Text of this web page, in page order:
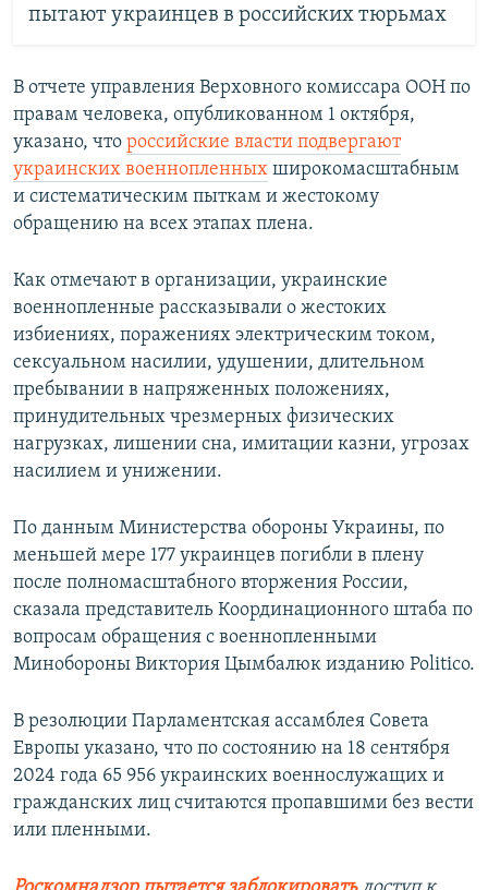
пытают украинцев в российских тюрьмах
В отчете управления Верховного комиссара ООН по
правам человека, опубликованном 1 октября,
указано, что российские власти подвергают
украинских военнопленных широкомасштабным
и систематическим пыткам и жестокому
обращению на всех этапах плена.
Как отмечают в организации, украинские
военнопленные рассказывали о жестоких
избиениях, поражениях электрическим током,
сексуальном насилии, удушении, длительном
пребывании в напряженных положениях,
принудительных чрезмерных физических
нагрузках, лишении сна, имитации казни, угрозах
насилием и унижении.
По данным Министерства обороны Украины, по
меньшей мере 177 украинцев погибли в плену
после полномасштабного вторжения России,
сказала представитель Координационного штаба по
вопросам обращения с военнопленными
Минобороны Виктория Цымбалюк изданию Politico.
В резолюции Парламентская ассамблея Совета
Европы указано, что по состоянию на 18 сентября
2024 года 65 956 украинских военнослужащих и
гражданских лиц считаются пропавшими без вести
или пленными.